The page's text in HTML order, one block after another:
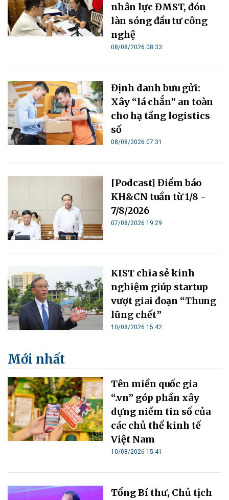
nhân lực ĐMST, đón
làn sóng đầu tư công
nghệ
08/08/2026 08:33
Định danh bưu gửi:
Xây “lá chắn” an toàn
cho hạ tầng logistics
số
08/08/2026 07:31
[Podcast] Điểm báo
KH&CN tuần từ 1/8 -
7/8/2026
07/08/2026 19:29
KIST chia sẻ kinh
nghiệm giúp startup
vượt giai đoạn “Thung
lũng chết”
10/08/2026 15:42
Mới nhất
Tên miền quốc gia
“.vn” góp phần xây
dựng niềm tin số của
các chủ thể kinh tế
Việt Nam
10/08/2026 15:41
Tổng Bí thư, Chủ tịch